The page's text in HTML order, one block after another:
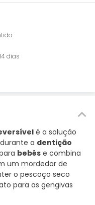
dias
é a solução
a dentição
bebês e combina
um mordedor de
o pescoço seco
para as gengivas